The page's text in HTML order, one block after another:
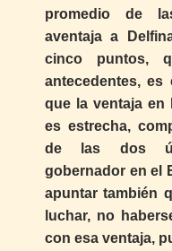
promedio de
aventaja a
cinco puntos,
antecedentes,
que la ventaja en
es estrecha,
de las dos
gobernador en el
apuntar también
luchar, no
con esa ventaja,